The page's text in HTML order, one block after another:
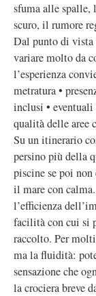
sfuma alle spalle,
scuro, il rumore
Dal punto di vista
variare molto da
l’esperienza
metratura •
inclusi • eventuali
qualità delle aree
Su un itinerario
persino più della
piscine se poi non
il mare con
l’efficienza
facilità con cui si
raccolto. Per
ma la fluidità:
sensazione che
la crociera breve